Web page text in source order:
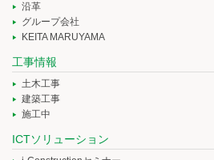
沿革
グループ会社
KEITA MARUYAMA
工事情報
土木工事
建築工事
施工中
ICTソリューション